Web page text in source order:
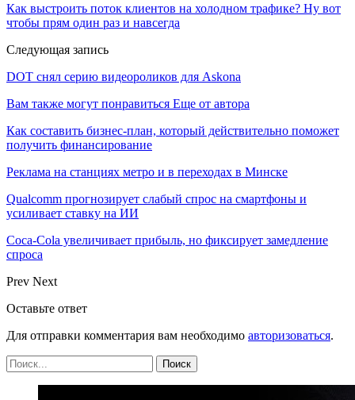
Как выстроить поток клиентов на холодном трафике? Ну вот
чтобы прям один раз и навсегда
Следующая запись
DOT снял серию видеороликов для Askona
Вам также могут понравиться Еще от автора
Как составить бизнес-план, который действительно поможет
получить финансирование
Реклама на станциях метро и в переходах в Минске
Qualcomm прогнозирует слабый спрос на смартфоны и
усиливает ставку на ИИ
Coca-Cola увеличивает прибыль, но фиксирует замедление
спроса
Prev Next
Оставьте ответ
Для отправки комментария вам необходимо авторизоваться.